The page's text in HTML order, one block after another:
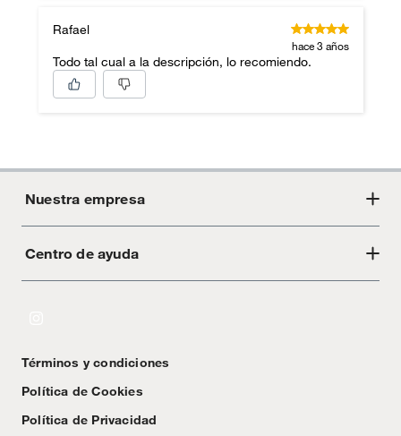
Rafael
hace 3 años
Todo tal cual a la descripción, lo recomiendo.
Nuestra empresa
Acerca de Crate
Centro de ayuda
Textos Legales
Términos y condiciones
Política de Cookies
Política de Privacidad